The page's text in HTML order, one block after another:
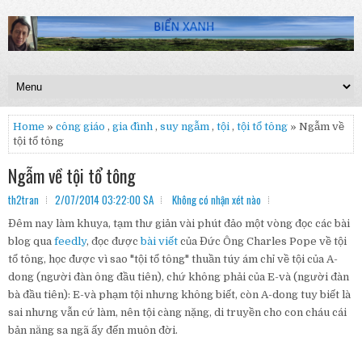
Home » công giáo , gia đình , suy ngẫm , tội , tội tổ tông » Ngẫm về
tội tổ tông
Ngẫm về tội tổ tông
th2tran 2/07/2014 03:22:00 SA Không có nhận xét nào
Đêm nay làm khuya, tạm thư giản vài phút đảo một vòng đọc các bài
blog qua feedly, đọc đượcbài viết của Đức Ông Charles Pope về tội
tổ tông, học được vì sao "tội tổ tông" thuần túy ám chỉ về tội của A-
dong (người đàn ông đầu tiên), chứ không phải của E-và (người đàn
bà đầu tiên): E-và phạm tội nhưng không biết, còn A-dong tuy biết là
sai nhưng vẫn cứ làm, nên tội càng nặng, di truyền cho con cháu cái
bản năng sa ngã ấy đến muôn đời.